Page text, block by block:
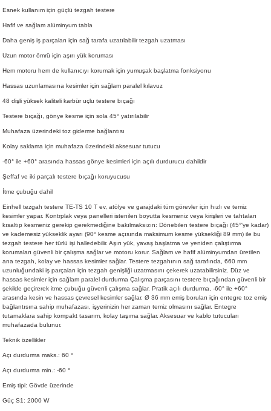
Esnek kullanım için güçlü tezgah testere
Hafif ve sağlam alüminyum tabla
Daha geniş iş parçaları için sağ tarafa uzatılabilir tezgah uzatması
Uzun motor ömrü için aşırı yük koruması
Hem motoru hem de kullanıcıyı korumak için yumuşak başlatma fonksiyonu
Hassas uzunlamasına kesimler için sağlam paralel kılavuz
48 dişli yüksek kaliteli karbür uçlu testere bıçağı
Testere bıçağı, gönye kesme için sola 45° yatırılabilir
Muhafaza üzerindeki toz giderme bağlantısı
Kolay saklama için muhafaza üzerindeki aksesuar tutucu
-60° ile +60° arasında hassas gönye kesimleri için açılı durdurucu dahildir
Şeffaf ve iki parçalı testere bıçağı koruyucusu
İtme çubuğu dahil
Einhell tezgah testere TE-TS 10 T ev, atölye ve garajdaki tüm görevler için hızlı ve temiz
kesimler yapar. Kontrplak veya panelleri istenilen boyutta kesmeniz veya kirişleri ve tahtaları
kısaltıp kesmeniz gerekip gerekmediğine bakılmaksızın: Dönebilen testere bıçağı (45°'ye kadar)
ve kademesiz yükseklik ayarı (90° kesme açısında maksimum kesme yüksekliği 89 mm) ile bu
tezgah testere her türlü işi halledebilir. Aşırı yük, yavaş başlatma ve yeniden çalıştırma
korumaları güvenli bir çalışma sağlar ve motoru korur. Sağlam ve hafif alüminyumdan üretilen
ana tezgah, kolay ve hassas kesimler sağlar. Testere tezgahının sağ tarafında, 660 mm
uzunluğundaki iş parçaları için tezgah genişliği uzatmasını çekerek uzatabilirsiniz. Düz ve
hassas kesimler için sağlam paralel durdurma Çalışma parçasını testere bıçağından güvenli bir
şekilde geçirerek itme çubuğu güvenli çalışma sağlar. Pratik açılı durdurma, -60° ile +60°
arasında kesin ve hassas çevresel kesimler sağlar. Ø 36 mm emiş boruları için entegre toz emiş
bağlantısına sahip muhafazası, işyerinizin her zaman temiz olmasını sağlar. Entegre
tutamaklara sahip kompakt tasarım, kolay taşıma sağlar. Aksesuar ve kablo tutucuları
muhafazada bulunur.
Teknik özellikler
Açı durdurma maks.: 60 °
Açı durdurma min.: -60 °
Emiş tipi: Gövde üzerinde
Güç S1: 2000 W